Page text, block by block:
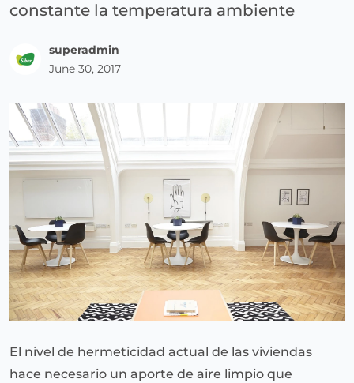
constante la temperatura ambiente
superadmin
June 30, 2017
El nivel de hermeticidad actual de las viviendas
hace necesario un aporte de aire limpio que